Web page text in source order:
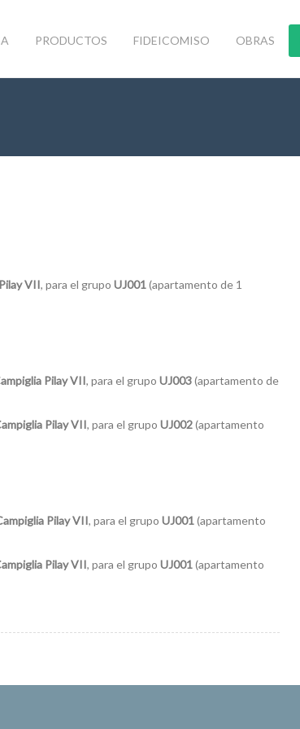
PRODUCTOS FIDEICOMISO OBRAS
VII, para el grupo UJ001(apartamento de 1
Pilay VII, para el grupo UJ003(apartamento de
Pilay VII, para el grupo UJ002(apartamento
Pilay VII, para el grupo UJ001(apartamento
Pilay VII, para el grupo UJ001(apartamento